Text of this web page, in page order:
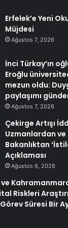
Erfelek’e Yeni
Müjdesi
Ağustos 7, 2026
İnci Türkay’ın
Eroğlu
mezun oldu:
paylaşımı
Ağustos 7, 2026
Çekirge Artışı
Uzmanlardan ve
Bakanlıktan
Açıklaması
Ağustos 6, 2026
ve
Riskleri
Süresi Bir